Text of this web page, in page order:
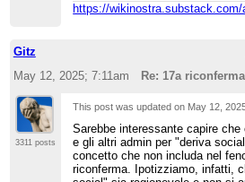
https://wikinostra.substack.com/
Gitz
May 12, 2025; 7:11am
Re: 17a
3311 posts
This post was updated on May 12,
Sarebbe interessante capire
e gli altri admin per "deriva
concetto che non includa nel
riconferma. Ipotizziamo, infatti,